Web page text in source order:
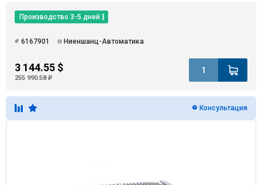
Производство 3-5 дней
6167901 Ниеншанц-Автоматика
3 144.55 $
255 990.58 ₽
Консультация